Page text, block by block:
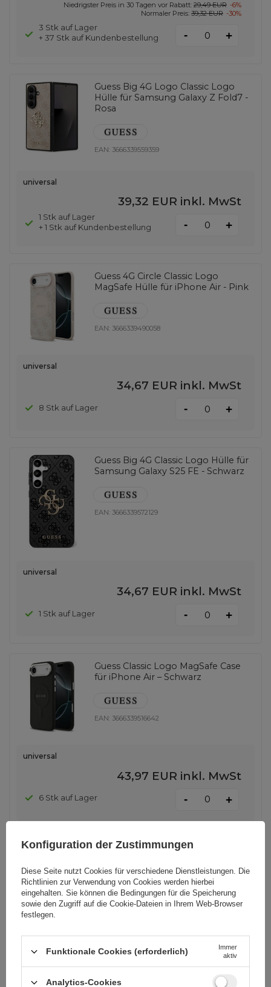
Niedrigster Preis in 30 Tagen vor Rabatt: 29,49 EUR -6%
Normaler Preis: 39,32 EUR -30%
3 Stk auf Lager
+ 37 Stk auf Kundenbestellung
- +
Guess Big 4G Logo Classic Logo
Hülle für Samsung Galaxy Z Fold7 -
Rosa
EAN: 3666339559359
universal
39,32 EUR inkl. MwSt
1 Stk auf Lager
+ 1 Stk auf Kundenbestellung
- +
Guess 4G Circle Classic Logo
MagSafe Hülle für iPhone Air - Pink
EAN: 3666339490058
universal
34,67 EUR inkl. MwSt
8 Stk auf Lager - +
Guess Big 4G Classic Logo Hülle für
Samsung Galaxy S25 FE - Schwarz
EAN: 3666339572129
universal
34,67 EUR inkl. MwSt
1 Stk auf Lager - +
Guess Classic Logo MagSafe Case
für iPhone Air – Schwarz
EAN: 3666339516642
universal
43,97 EUR inkl. MwSt
6 Stk auf Lager - +
Guess IML Glitter Flowers Triangle
Schwarz
43,97 EURinkl. MwSt
7 Stk auf Lager
Konfiguration der Zustimmungen
Diese Seite nutzt Cookies für verschiedene Dienstleistungen. Die
Richtlinien zur Verwendung von Cookies werden hierbei
eingehalten. Sie können die Bedingungen für die Speicherung
sowie den Zugriff auf die Cookie-Dateien in Ihrem Web-Browser
festlegen.
Funktionale Cookies (erforderlich)
Immer
aktiv
Analytics-Cookies